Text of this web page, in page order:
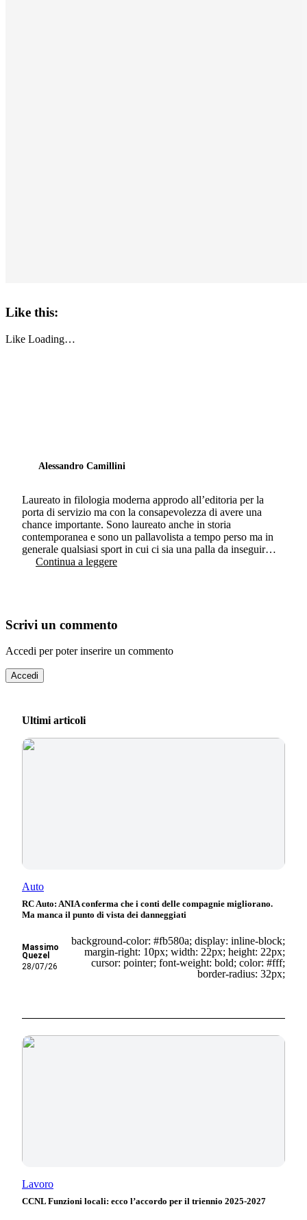
Like this:
Like Loading…
Alessandro Camillini
Laureato in filologia moderna approdo all’editoria per la
porta di servizio ma con la consapevolezza di avere una
chance importante. Sono laureato anche in storia
contemporanea e sono un pallavolista a tempo perso ma in
generale qualsiasi sport in cui ci sia una palla da inseguir…
Continua a leggere
Scrivi un commento
Accedi per poter inserire un commento
Accedi
Ultimi articoli
Auto
RC Auto: ANIA conferma che i conti delle compagnie migliorano.
Ma manca il punto di vista dei danneggiati
Massimo
Quezel
28/07/26
background-color: #fb580a; display: inline-block;
margin-right: 10px; width: 22px; height: 22px;
cursor: pointer; font-weight: bold; color: #fff;
border-radius: 32px;
Lavoro
CCNL Funzioni locali: ecco l’accordo per il triennio 2025-2027